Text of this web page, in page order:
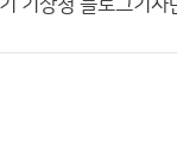
기상청 블로그기자